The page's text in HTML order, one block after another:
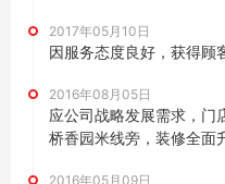
2017年05月10日
因服务态度良好，获得顾
2016年08月05日
应公司战略发展需求，门
桥香园米线旁，装修全面
2016年05月09日